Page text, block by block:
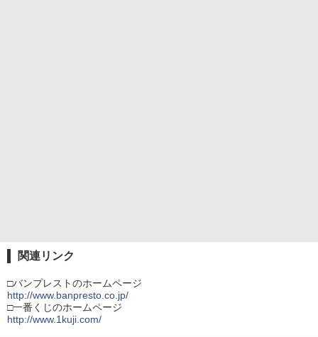
関連リンク
□バンプレストのホームページ
http://www.banpresto.co.jp/
□一番くじのホームページ
http://www.1kuji.com/